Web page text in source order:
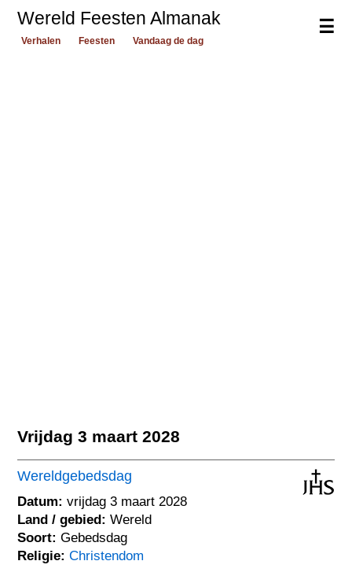
☰
Wereld Feesten Almanak
Verhalen Feesten Vandaag de dag
Vrijdag 3 maart 2028
Wereldgebedsdag
Datum: vrijdag 3 maart 2028
Land / gebied: Wereld
Soort: Gebedsdag
Religie: Christendom